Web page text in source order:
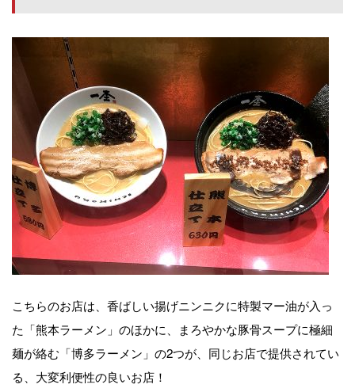
こちらのお店は、香ばしい揚げニンニクに特製マー油が入っ
た「熊本ラーメン」のほかに、まろやかな豚骨スープに極細
麺が絡む「博多ラーメン」の2つが、同じお店で提供されてい
る、大変利便性の良いお店！